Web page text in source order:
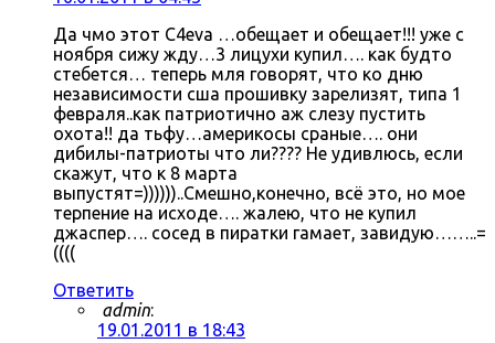
Да чмо этот C4eva …обещает и обещает!!! уже с
ноября сижу жду…3 лицухи купил…. как будто
стебется… теперь мля говорят, что ко дню
независимости сша прошивку зарелизят, типа 1
февраля..как патриотично аж слезу пустить
охота!! да тьфу…америкосы сраные…. они
дибилы-патриоты что ли???? Не удивлюсь, если
скажут, что к 8 марта
выпустят=))))))..Смешно,конечно, всё это, но мое
терпение на исходе…. жалею, что не купил
джаспер…. сосед в пиратки гамает, завидую……..=
((((
Ответить
admin:
19.01.2011 в 18:43